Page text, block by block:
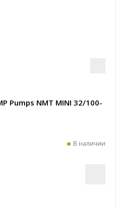
Pumps NMT MINI 32/100-
В наличии